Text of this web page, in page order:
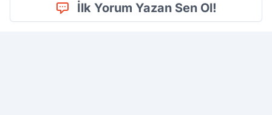
İlk Yorum Yazan Sen Ol!